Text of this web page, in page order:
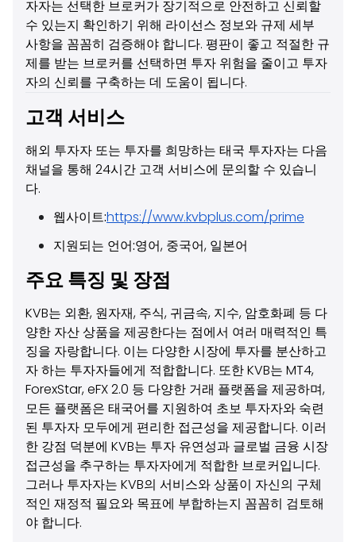
자자는 선택한 브로커가 장기적으로 안전하고 신뢰할
수 있는지 확인하기 위해 라이선스 정보와 규제 세부
사항을 꼼꼼히 검증해야 합니다. 평판이 좋고 적절한 규
제를 받는 브로커를 선택하면 투자 위험을 줄이고 투자
자의 신뢰를 구축하는 데 도움이 됩니다.
고객 서비스
해외 투자자 또는 투자를 희망하는 태국 투자자는 다음
채널을 통해 24시간 고객 서비스에 문의할 수 있습니
다.
웹사이트:https://www.kvbplus.com/prime
지원되는 언어:영어, 중국어, 일본어
주요 특징 및 장점
KVB는 외환, 원자재, 주식, 귀금속, 지수, 암호화폐 등 다
양한 자산 상품을 제공한다는 점에서 여러 매력적인 특
징을 자랑합니다. 이는 다양한 시장에 투자를 분산하고
자 하는 투자자들에게 적합합니다. 또한 KVB는 MT4,
ForexStar, eFX 2.0 등 다양한 거래 플랫폼을 제공하며,
모든 플랫폼은 태국어를 지원하여 초보 투자자와 숙련
된 투자자 모두에게 편리한 접근성을 제공합니다. 이러
한 강점 덕분에 KVB는 투자 유연성과 글로벌 금융 시장
접근성을 추구하는 투자자에게 적합한 브로커입니다.
그러나 투자자는 KVB의 서비스와 상품이 자신의 구체
적인 재정적 필요와 목표에 부합하는지 꼼꼼히 검토해
야 합니다.